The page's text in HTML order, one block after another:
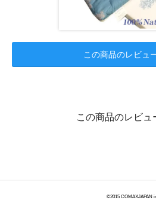
この商品のレビュ
この商品のレビュ
©2015 COMAXJAPAN